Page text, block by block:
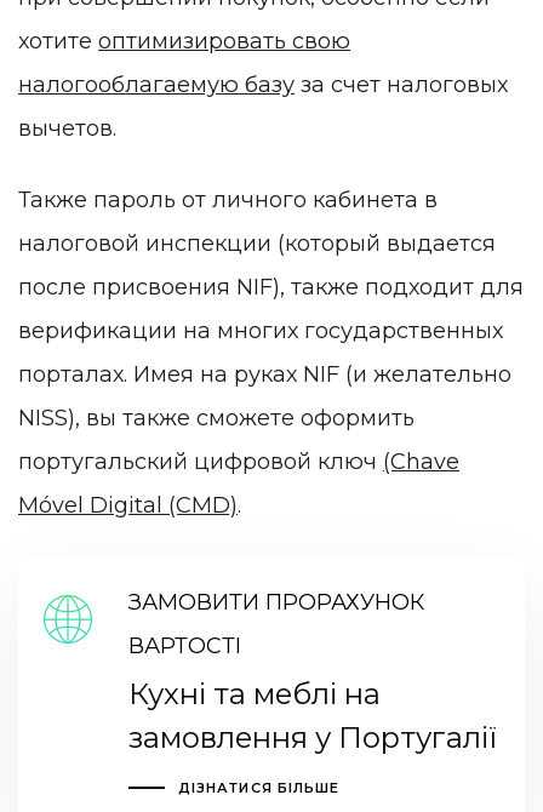
хотите оптимизировать свою
налогооблагаемую базу за счет налоговых
вычетов.
Также пароль от личного кабинета в
налоговой инспекции (который выдается
после присвоения NIF), также подходит для
верификации на многих государственных
порталах. Имея на руках NIF (и желательно
NISS), вы также сможете оформить
португальский цифровой ключ (Chave
Móvel Digital (CMD).
ЗАМОВИТИ ПРОРАХУНОК
ВАРТОСТІ
Кухні та меблі на
замовлення у Португалії
ДІЗНАТИСЯ БІЛЬШЕ